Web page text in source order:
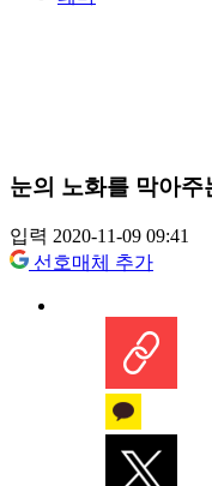
눈의 노화를 막아
입력 2020-11-09 09:41
선호매체 추가